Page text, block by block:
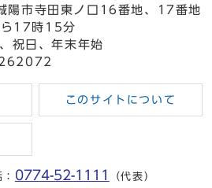
市寺田東ノ口16番地、17番地
17時15分
祝日、年末年始
このサイトについて
0774-52-1111 （代表）